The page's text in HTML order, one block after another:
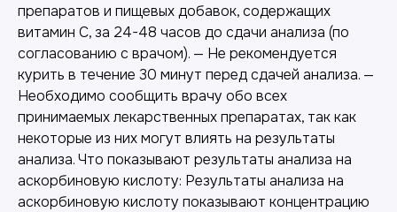
препаратов и пищевых добавок, содержащих
витамин C, за 24-48 часов до сдачи анализа (по
согласованию с врачом). — Не рекомендуется
курить в течение 30 минут перед сдачей анализа. —
Необходимо сообщить врачу обо всех
принимаемых лекарственных препаратах, так как
некоторые из них могут влиять на результаты
анализа. Что показывают результаты анализа на
аскорбиновую кислоту: Результаты анализа на
аскорбиновую кислоту показывают концентрацию